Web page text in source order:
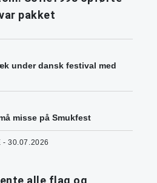
pakket
under dansk festival med
misse på Smukfest
- 30.07.2026